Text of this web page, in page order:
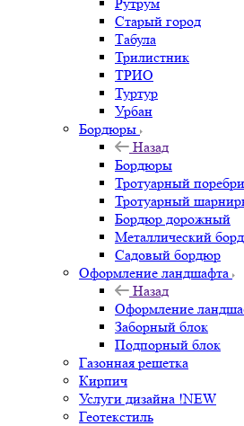
Старый город
Табула
Трилистник
ТРИО
Туртур
Урбан
Бордюры
Назад
Бордюры
Тротуарный
Тротуарный
Бордюр дорожный
Металлический
Садовый бордюр
Оформление ландшафта
Назад
Оформление
Заборный блок
Подпорный блок
Газонная решетка
Кирпич
Услуги дизайна !NEW
Геотекстиль